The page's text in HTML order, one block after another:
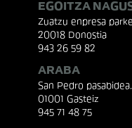
EGOITZA
Zuatzu enpresa
20018 Donostia
943 26 59 82
ARABA
San Pedro pasabidea,
01001 Gasteiz
945 71 48 75